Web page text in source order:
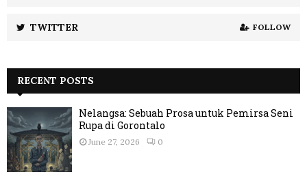
TWITTER FOLLOW
RECENT POSTS
Nelangsa: Sebuah Prosa untuk Pemirsa Seni
Rupa di Gorontalo
June 27, 2026 0